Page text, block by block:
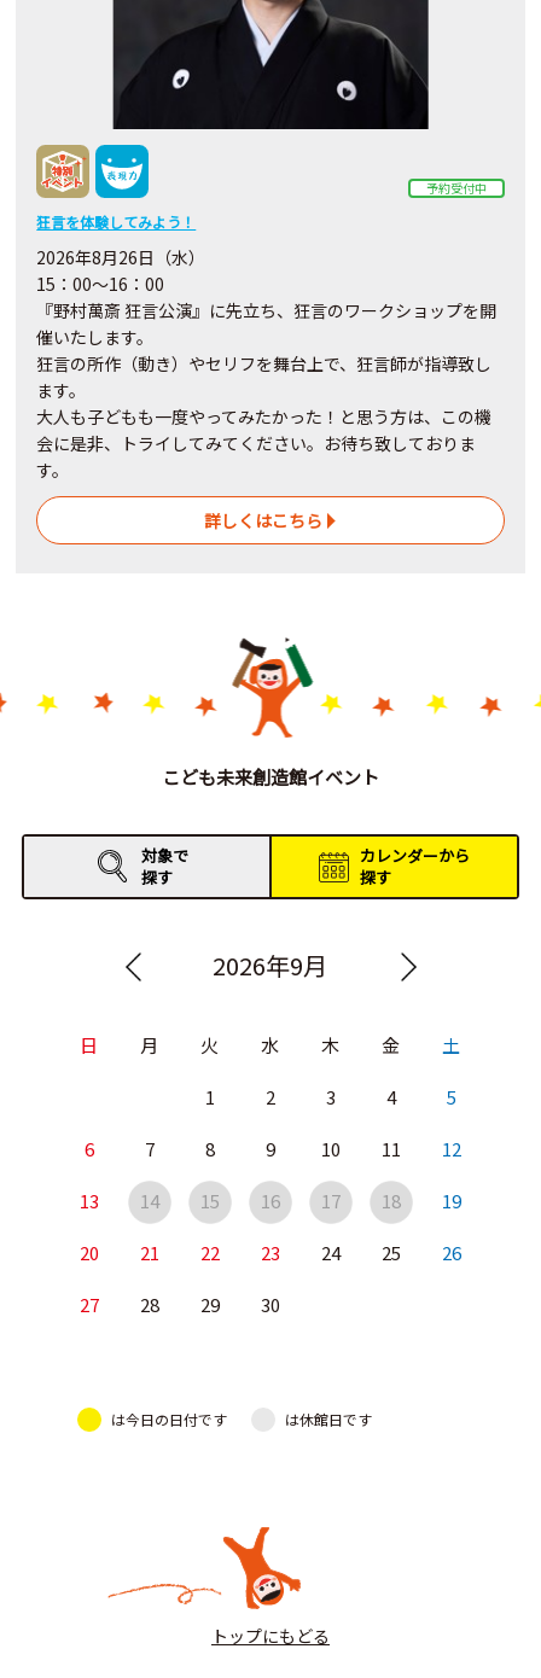
予約受付中
狂言を体験してみよう！
2026年8月26日（水）
15：00～16：00
『野村萬斎 狂言公演』に先立ち、狂言のワークショップを開
催いたします。
狂言の所作（動き）やセリフを舞台上で、狂言師が指導致し
ます。
大人も子どもも一度やってみたかった！と思う方は、この機
会に是非、トライしてみてください。お待ち致しておりま
す。
詳しくはこちら
こども未来創造館イベント
対象で
探す
カレンダーから
探す
2026年9月
日 月 火 水 木 金 土
1 2 3 4 5
6 7 8 9 10 11 12
13 14 15 16 17 18 19
20 21 22 23 24 25 26
27 28 29 30
は今日の日付です は休館日です
トップにもどる